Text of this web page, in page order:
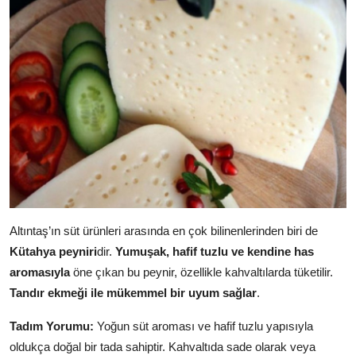
Altıntaş’ın süt ürünleri arasında en çok bilinenlerinden biri de
Kütahya peyniridir. Yumuşak, hafif tuzlu ve kendine has
aromasıylaöne çıkan bu peynir, özellikle kahvaltılarda tüketilir.
Tandır ekmeği ile mükemmel bir uyum sağlar.
Tadım Yorumu: Yoğun süt aroması ve hafif tuzlu yapısıyla
oldukça doğal bir tada sahiptir. Kahvaltıda sade olarak veya